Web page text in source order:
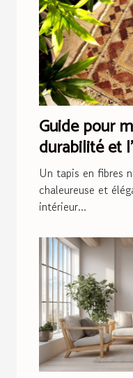
Guide pour
durabilité et
tapis en
Un tapis en fibres
chaleureuse et
intérieur...